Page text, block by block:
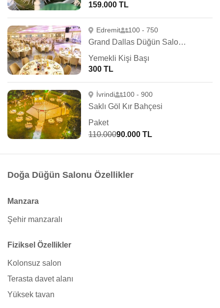
159.000 TL
Edremit 100 - 750
Grand Dallas Düğün Salonu
Yemekli Kişi Başı
300 TL
İvrindi 100 - 900
Saklı Göl Kır Bahçesi
Paket
110.00090.000 TL
Doğa Düğün Salonu Özellikler
Manzara
Şehir manzaralı
Fiziksel Özellikler
Kolonsuz salon
Terasta davet alanı
Yüksek tavan